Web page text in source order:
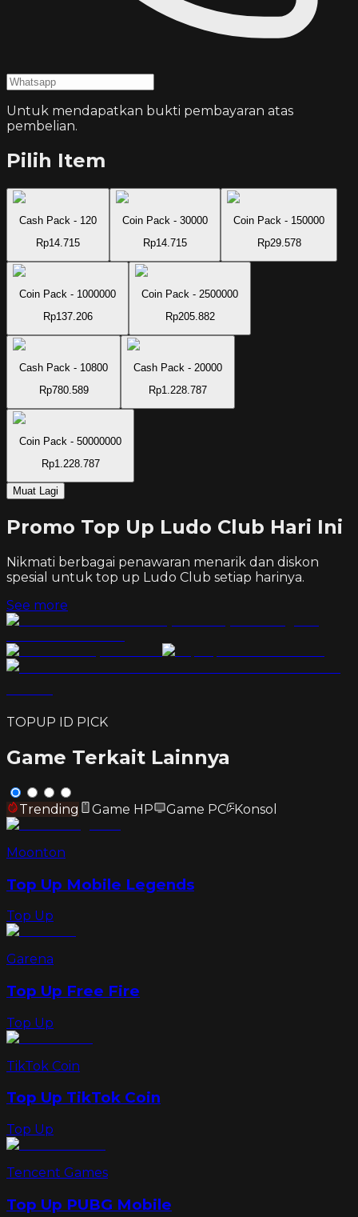
Untuk mendapatkan bukti pembayaran atas
pembelian.
Pilih Item
Cash Pack - 120
Rp14.715
Coin Pack - 30000
Rp14.715
Coin Pack - 150000
Rp29.578
Coin Pack - 1000000
Rp137.206
Coin Pack - 2500000
Rp205.882
Cash Pack - 10800
Rp780.589
Cash Pack - 20000
Rp1.228.787
Coin Pack - 50000000
Rp1.228.787
Muat Lagi
Promo Top Up Ludo Club Hari Ini
Nikmati berbagai penawaran menarik dan diskon
spesial untuk top up Ludo Club setiap harinya.
See more
TOPUP ID PICK
Game Terkait Lainnya
Trending Game HP Game PC Konsol
Moonton
Top Up Mobile Legends
Top Up
Garena
Top Up Free Fire
Top Up
TikTok Coin
Top Up TikTok Coin
Top Up
Tencent Games
Top Up PUBG Mobile